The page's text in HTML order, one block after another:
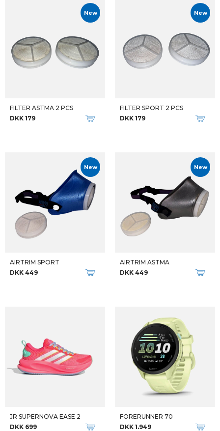
New
FILTER ASTMA 2 PCS
DKK 179
New
FILTER SPORT 2 PCS
DKK 179
New
AIRTRIM SPORT
DKK 449
New
AIRTRIM ASTMA
DKK 449
JR SUPERNOVA EASE 2
DKK 699
FORERUNNER 70
DKK 1.949